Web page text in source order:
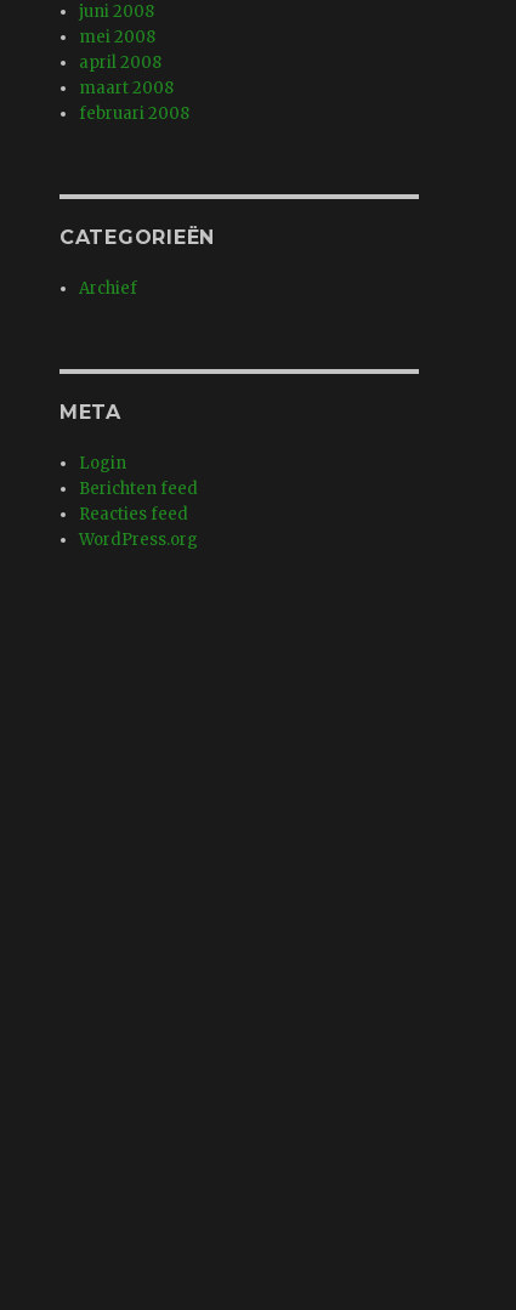
juni 2008
mei 2008
april 2008
maart 2008
februari 2008
CATEGORIEËN
Archief
META
Login
Berichten feed
Reacties feed
WordPress.org